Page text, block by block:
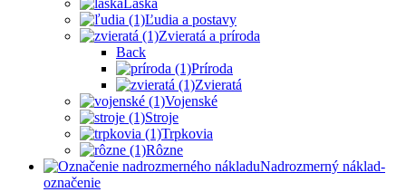
Láska
Ľudia a postavy
Zvieratá a príroda
Back
Príroda
Zvieratá
Vojenské
Stroje
Trpkovia
Rôzne
Nadrozmerný náklad-
označenie